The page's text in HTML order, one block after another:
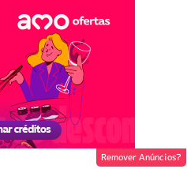
Remover Anúncios?